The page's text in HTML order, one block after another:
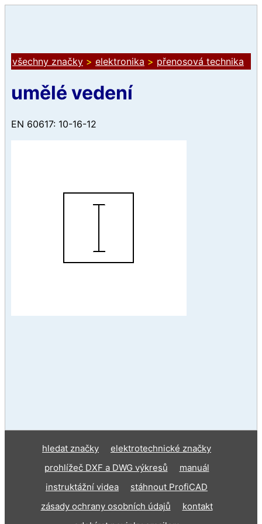
všechny značky > elektronika > přenosová technika
umělé vedení
EN 60617: 10-16-12
hledat značky
elektrotechnické značky
prohlížeč DXF a DWG výkresů
manuál
instruktážní videa
stáhnout ProfiCAD
zásady ochrany osobních údajů
kontakt